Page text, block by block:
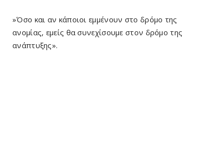
»Όσο και αν κάποιοι εμμένουν στο δρόμο της
ανομίας, εμείς θα συνεχίσουμε στον δρόμο της
ανάπτυξης».